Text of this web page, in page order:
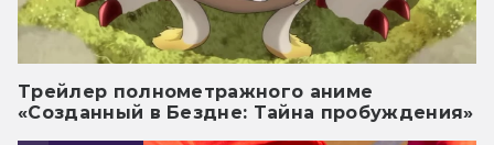
Трейлер полнометражного аниме
«Созданный в Бездне: Тайна пробуждения»